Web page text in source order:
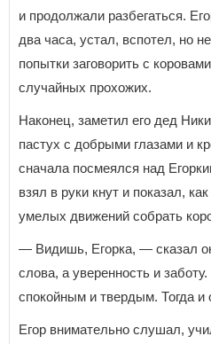
и продолжали разбегаться.
два часа, устал, вспотел, но
попытки заговорить с
случайных прохожих.
Наконец, заметил его дед
пастух с добрыми глазами и
сначала посмеялся над
взял в руки кнут и показал,
умелых движений собрать
— Видишь, Егорка, — сказал
слова, а уверенность и
спокойным и твердым. Тогда
Егор внимательно слушал,